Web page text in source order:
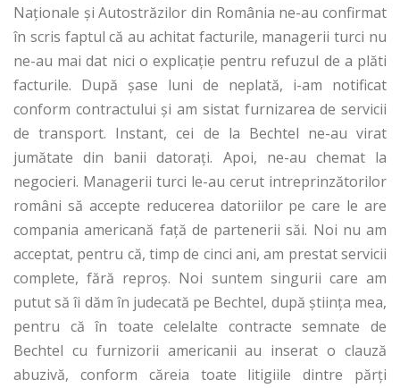
Naţionale şi Autostrăzilor din România ne-au confirmat
în scris faptul că au achitat facturile, managerii turci nu
ne-au mai dat nici o explicaţie pentru refuzul de a plăti
facturile. După şase luni de neplată, i-am notificat
conform contractului şi am sistat furnizarea de servicii
de transport. Instant, cei de la Bechtel ne-au virat
jumătate din banii datoraţi. Apoi, ne-au chemat la
negocieri. Managerii turci le-au cerut intreprinzătorilor
români să accepte reducerea datoriilor pe care le are
compania americană faţă de partenerii săi. Noi nu am
acceptat, pentru că, timp de cinci ani, am prestat servicii
complete, fără reproş. Noi suntem singurii care am
putut să îi dăm în judecată pe Bechtel, după ştiinţa mea,
pentru că în toate celelalte contracte semnate de
Bechtel cu furnizorii americanii au inserat o clauză
abuzivă, conform căreia toate litigiile dintre părţi